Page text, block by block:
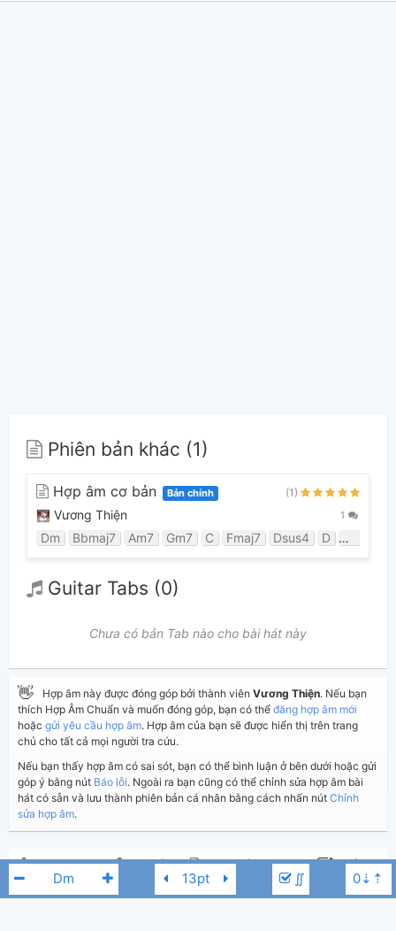
∬
Phiên bản khác (1)
Hợp âm cơ bản Bản chính (1)
Vương Thiện 1
Dm Bbmaj7 Am7 Gm7 C Fmaj7 Dsus4 D Dm7
Guitar Tabs (0)
Chưa có bản Tab nào cho bài hát này
👋 Hợp âm này được đóng góp bởi thành viên Vương Thiện. Nếu bạn
thích Hợp Âm Chuẩn và muốn đóng góp, bạn có thể đăng hợp âm mới
hoặc gửi yêu cầu hợp âm. Hợp âm của bạn sẽ được hiển thị trên trang
chủ cho tất cả mọi người tra cứu.
Nếu bạn thấy hợp âm có sai sót, bạn có thể bình luận ở bên dưới hoặc gửi
góp ý bằng nút Báo lỗi. Ngoài ra bạn cũng có thể chỉnh sửa hợp âm bài
hát có sẵn và lưu thành phiên bản cá nhân bằng cách nhấn nút Chỉnh
sửa hợp âm.
Thêm vào Chia sẻ In ra giấy Quản lý
ngày 14 tháng 06, 2019